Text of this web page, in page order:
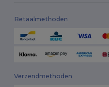
Betaalmethoden
Verzendmethoden